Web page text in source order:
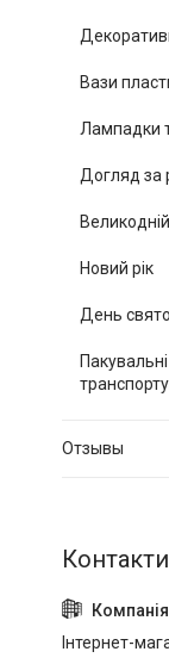
Вази
Лампадки
Догляд за
Новий рік
День
Отзывы
Інтернет-